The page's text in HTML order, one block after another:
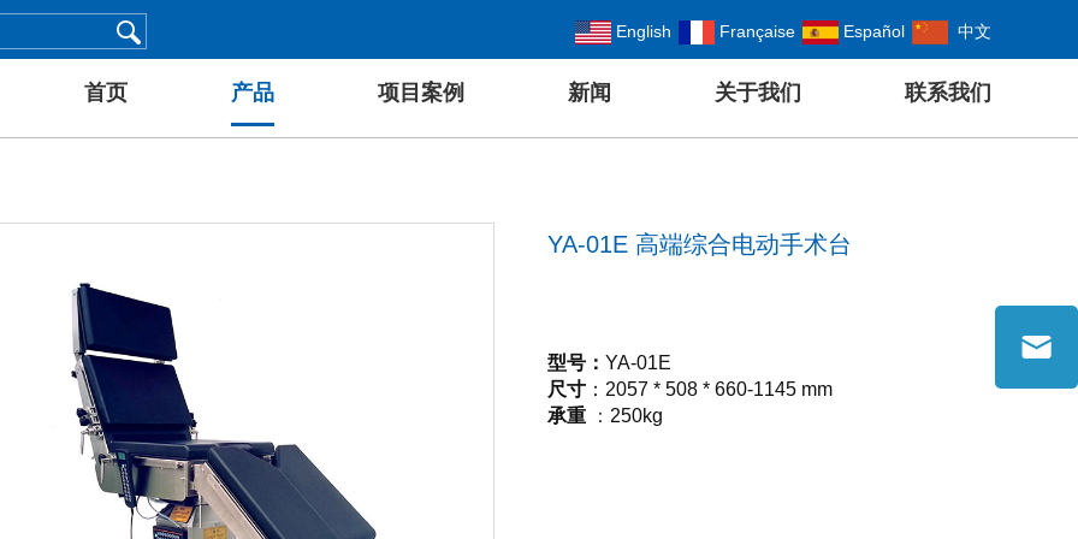
English Française Español 中文
首页 产品 项目案例 新闻 关于我们 联系我们
YA-01E 高端综合电动手术台
型号 ： YA-01E
尺寸 ： 2057 * 508 * 660-1145 mm
承重
： 250kg